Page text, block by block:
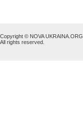
Copyright © NOVA UKRAINA.ORG
All rights reserved.